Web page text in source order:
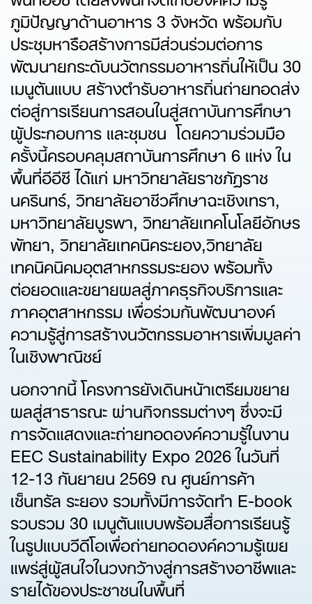
ภูมิปัญญาด้านอาหาร 3 จังหวัด พร้อมกับ
ประชุมหารือสร้างการมีส่วนร่วมต่อการ
พัฒนายกระดับนวัตกรรมอาหารถิ่นให้เป็น 30
เมนูต้นแบบ สร้างตำรับอาหารถิ่นถ่ายทอดส่ง
ต่อสู่การเรียนการสอนในสู่สถาบันการศึกษา
ผู้ประกอบการ และชุมชน โดยความร่วมมือ
ครั้งนี้ครอบคลุมสถาบันการศึกษา 6 แห่ง ใน
พื้นที่อีอีซี ได้แก่ มหาวิทยาลัยราชภัฏราช
นครินทร์, วิทยาลัยอาชีวศึกษาฉะเชิงเทรา,
มหาวิทยาลัยบูรพา, วิทยาลัยเทคโนโลยีอักษร
พัทยา, วิทยาลัยเทคนิคระยอง,วิทยาลัย
เทคนิคนิคมอุตสาหกรรมระยอง พร้อมทั้ง
ต่อยอดและขยายผลสู่ภาคธุรกิจบริการและ
ภาคอุตสาหกรรม เพื่อร่วมกันพัฒนาองค์
ความรู้สู่การสร้างนวัตกรรมอาหารเพิ่มมูลค่า
ในเชิงพาณิชย์
นอกจากนี้ โครงการยังเดินหน้าเตรียมขยาย
ผลสู่สาธารณะ ผ่านกิจกรรมต่างๆ ซึ่งจะมี
การจัดแสดงและถ่ายทอดองค์ความรู้ในงาน
EEC Sustainability Expo 2026 ในวันที่
12-13 กันยายน 2569 ณ ศูนย์การค้า
เซ็นทรัล ระยอง รวมทั้งมีการจัดทำ E-book
รวบรวม 30 เมนูต้นแบบพร้อมสื่อการเรียนรู้
ในรูปแบบวีดีโอเพื่อถ่ายทอดองค์ความรู้เผย
แพร่สู่ผู้สนใจในวงกว้างสู่การสร้างอาชีพและ
รายได้ของประชาชนในพื้นที่